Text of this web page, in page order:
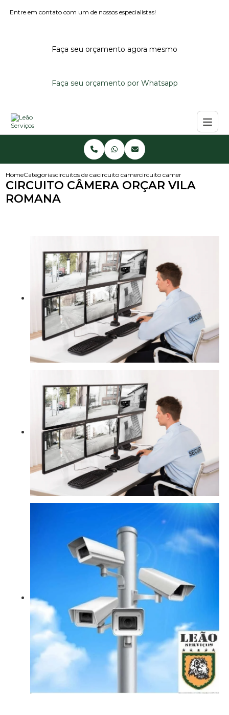
Entre em contato com um de nossos especialistas!
Faça seu orçamento agora mesmo
Faça seu orçamento por Whatsapp
HomeCategoriascircuitos de camerascircuito camera de seguranca
circuito camera orcar vila
CIRCUITO CÂMERA ORÇAR VILA
ROMANA